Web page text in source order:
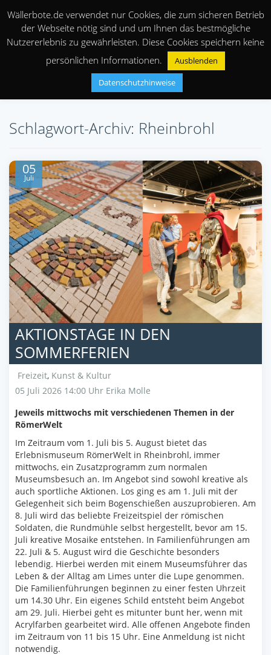
Schlagwort-Archiv: Rheinbrohl
05
Juli
AKTIONSTAGE IN DEN
SOMMERFERIEN
Freizeit, Kunst & Kultur
05 Juli 2026 14:00 Uhr Erika Molle
Jeweils mittwochs mit verschiedenen Themen in der
RömerWelt
Im Zeitraum vom 1. Juli bis 5. August bietet das
Erlebnismuseum RömerWelt in Rheinbrohl, immer
mittwochs, ein Zusatzprogramm zum normalen
Museumsbesuch an. Im Angebot sind sowohl kreative als
auch sportliche Aktionen. Los ging es am 1. Juli mit der
Gelegenheit sich beim Bogenschießen auszuprobieren. Am
8. Juli wird das beliebte Freizeitspiel der römischen
Soldaten, die Rundmühle selbst hergestellt, bevor am 15.
Juli kreative Mosaike entstehen. In Familienführungen am
22. Juli & 5. August wird die Geschichte besonders
lebendig. Hierbei werden mit einem Museumsführer das
Leben & der Alltag am Limes unter die Lupe genommen.
Die Familienführungen beginnen zu einer festen Uhrzeit
um 14.30 Uhr. Ein eigenes Schild entsteht beim Angebot
am 29. Juli. Hierbei geht es mitunter bunt her, wenn mit
Acrylfarben gearbeitet wird. Alle offenen Angebote finden
im Zeitraum von 11 bis 15 Uhr. Eine Anmeldung ist nicht
notwendig.
Wällerbote.de verwendet nur Cookies, die zum sicheren Betrieb
der Webseite nötig sind und um Ihnen das bestmögliche
Nutzererlebnis zu gewährleisten. Diese Cookies speichern keine
persönlichen Informationen.
Ausblenden
Datenschutzhinweise